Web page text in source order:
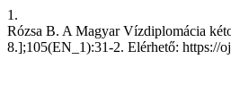
1.
Rózsa B. A Magyar Vízdiplomácia
8.];105(EN_1):31-2. Elérhető: https://